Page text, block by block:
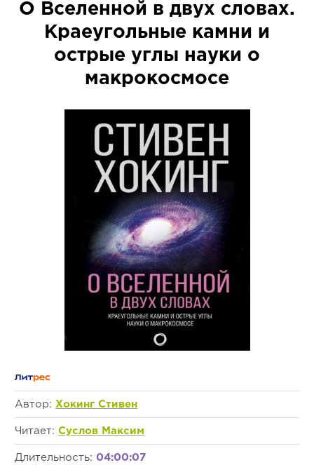
О Вселенной в двух словах.
Краеугольные камни и
острые углы науки о
макрокосмосе
Автор: Хокинг Стивен
Читает: Суслов Максим
Длительность: 04:00:07